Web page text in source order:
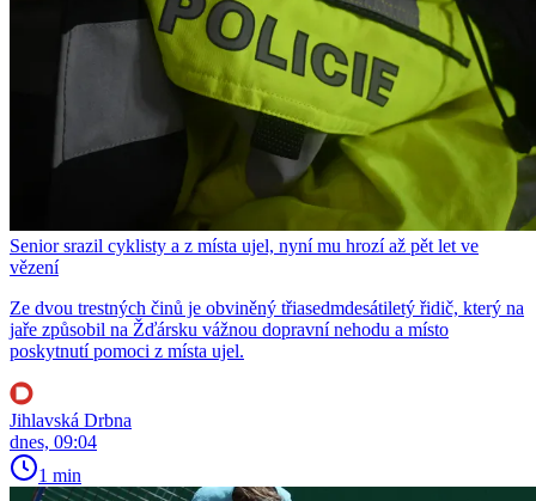
Senior srazil cyklisty a z místa ujel, nyní mu hrozí až pět let ve
vězení
Ze dvou trestných činů je obviněný třiasedmdesátiletý řidič, který na
jaře způsobil na Žďársku vážnou dopravní nehodu a místo
poskytnutí pomoci z místa ujel.
Jihlavská Drbna
dnes, 09:04
1 min